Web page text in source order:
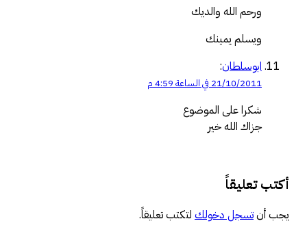
ورحم الله والديك
ويسلم يمينك
ابوسلطان:
21/10/2011 في الساعة 4:59 م
شكرا على الموضوع
جزاك الله خير
أكتب تعليقاً
يجب أنتسجل دخولك لتكتب تعليقاً.